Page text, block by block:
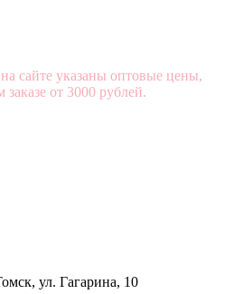
сайте указаны оптовые цены,
от 3000 рублей.
ул. Гагарина, 10